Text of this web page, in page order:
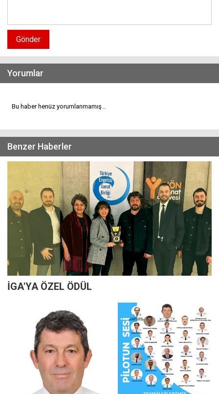
Gönder
Yorumlar
Bu haber henüz yorumlanmamış...
Benzer Haberler
İGA'YA ÖZEL ÖDÜL